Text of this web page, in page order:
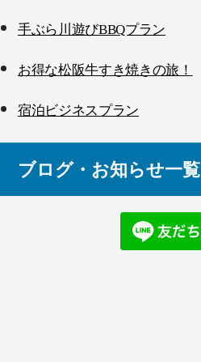
手ぶら川遊びBBQプラン
お得な松阪牛すき焼きの旅！
宿泊ビジネスプラン
ブログ・お知らせ一覧